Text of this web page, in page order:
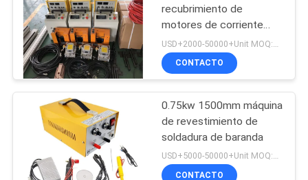
Soldadora
automática
26
recubrimiento de
motores de corriente
continua ISO900 para
industrias siderúrgicas
CONTACTO
0.75kw 1500mm máquina
de revestimiento de
soldadura de baranda
USD+5000-50000+Unit MOQ:1 unidad
CONTACTO